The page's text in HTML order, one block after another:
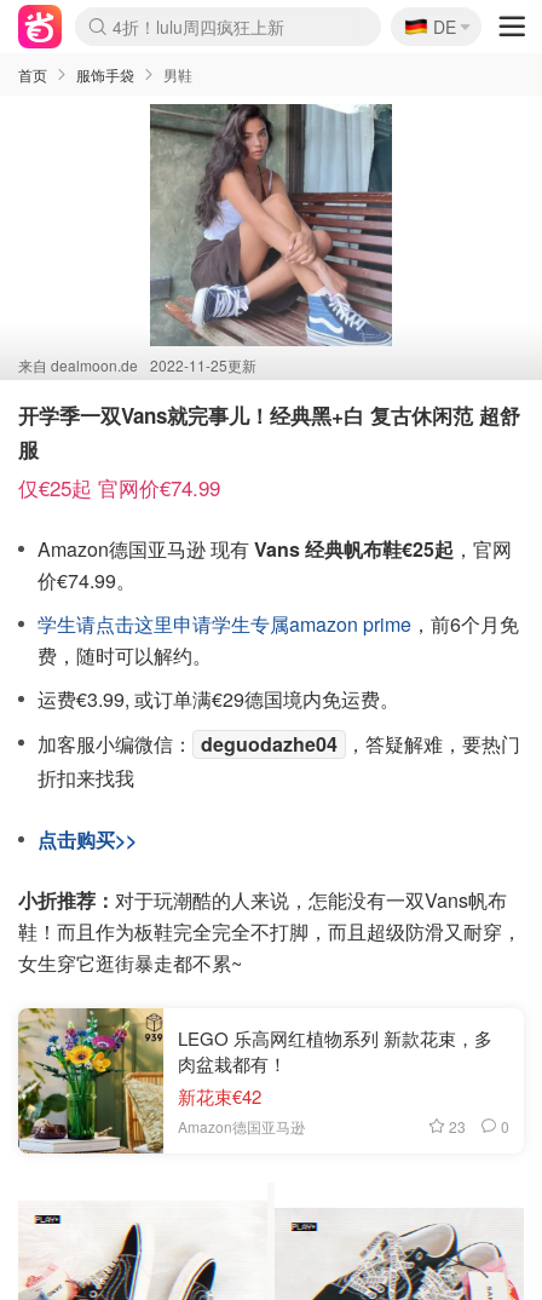
Boticinal 夏促开抢！
4折！lulu周四疯狂上新
还没结束！&OtherStories大促
Joybuy变相75折 随时失效
速领！Stanley独家85折
疑似霸哥！Camper额外叠85折
Zalando 奥莱闪促！每日更新
Moncler反季囤！5折起+叠9折
Coach Brooklyn仅€192
🇩🇪
DE
首页 服饰手袋 男鞋
来自 dealmoon.de 2022-11-25更新
开学季一双Vans就完事儿！经典黑+白 复古休闲范 超舒
服
仅€25起 官网价€74.99
Amazon德国亚马逊 现有Vans 经典帆布鞋€25起 ，官网
价€74.99。
学生请点击这里申请学生专属amazon prime ，前6个月免
费，随时可以解约。
运费€3.99, 或订单满€29德国境内免运费。
加客服小编微信：
deguodazhe04
，答疑解难，要热门
折扣来找我
点击购买>>
小折推荐： 对于玩潮酷的人来说，怎能没有一双Vans帆布
鞋！而且作为板鞋完全完全不打脚，而且超级防滑又耐穿，
女生穿它逛街暴走都不累~
LEGO 乐高网红植物系列 新款花束，多
肉盆栽都有！
新花束€42
Amazon德国亚马逊 23 0